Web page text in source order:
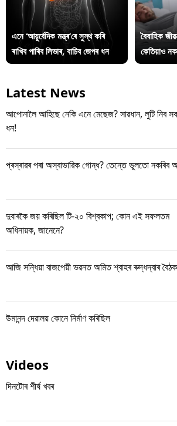
এনে ‘আয়ুৰ্বেদিক মন্ত্ৰ’ৰে সুস্থ কৰি
ৰাখিব পাৰিব লিভাৰ, বাচিব জেপৰ ধন
বৈবাহিক
কেতিয়াও
Latest News
আপোনালৈ আহিছে নেকি এনে মেছেজ? সাৱধান, লুটি নিব
ধন!
প্ৰস্ৰাৱৰ পৰা অস্বাভাৱিক গোন্ধ? তেন্তে ভুলতো নকৰিব
দুবাৰকৈ জয় কৰিছিল টি-২০ বিশ্বকাপ; কোন এই সফলতম
অধিনায়ক, জানেনে?
আজি সন্ধিয়া বাজপেয়ী ভৱনত অমিত শ্বাহৰ ৰুদ্ধদ্বাৰ বৈঠক
উমানন্দ দেৱালয় কোনে নিৰ্মাণ কৰিছিল
Videos
দিনটোৰ শীৰ্ষ খবৰ